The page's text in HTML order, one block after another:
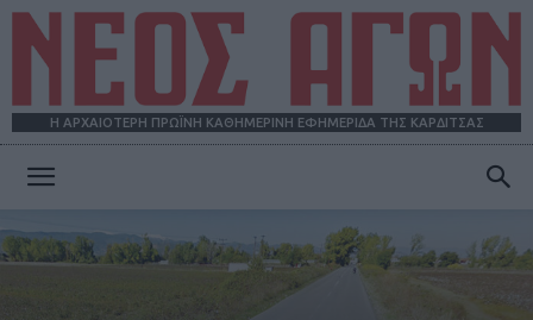
Η ΑΡΧΑΙΟΤΕΡΗ ΠΡΩΪΝΗ ΚΑΘΗΜΕΡΙΝΗ ΕΦΗΜΕΡΙΔΑ ΤΗΣ ΚΑΡΔΙΤΣΑΣ
ΑΓΩΝ